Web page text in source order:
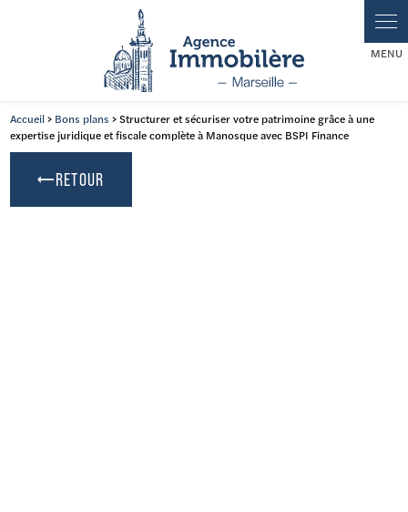
Accueil> Bons plans > Structurer et sécuriser votre patrimoine grâce à une
expertise juridique et fiscale complète à Manosque avec BSPI Finance
RETOUR
Panneau de gestion des cookies